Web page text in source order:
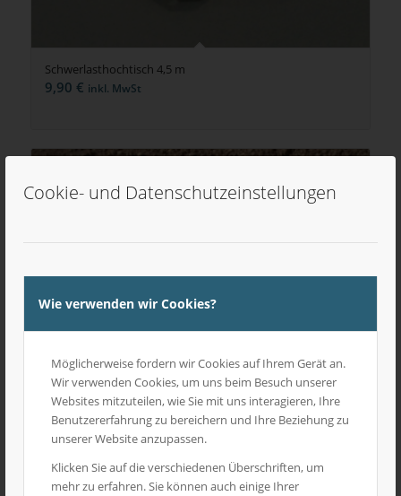
Cookie- und Datenschutzeinstellungen
Wie verwenden wir Cookies?
Möglicherweise fordern wir Cookies auf Ihrem Gerät an.
Wir verwenden Cookies, um uns beim Besuch unserer
Websites mitzuteilen, wie Sie mit uns interagieren, Ihre
Benutzererfahrung zu bereichern und Ihre Beziehung zu
unserer Website anzupassen.
Klicken Sie auf die verschiedenen Überschriften, um
mehr zu erfahren. Sie können auch einige Ihrer
Schwerlasthochtisch 4,5 m
9,90 € inkl. MwSt